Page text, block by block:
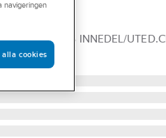
O SATS INNEDEL/
navigeringen
alla cookies